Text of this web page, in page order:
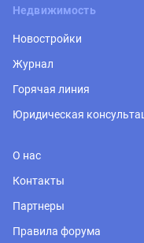
Недвижимость
Новостройки
Журнал
Горячая линия
Юридическая
О нас
Контакты
Партнеры
Правила форума